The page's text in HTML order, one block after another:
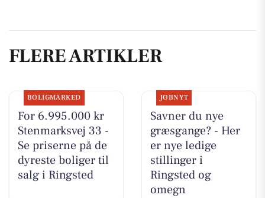
FLERE ARTIKLER
BOLIGMARKED
For 6.995.000 kr
Stenmarksvej 33 -
Se priserne på de
dyreste boliger til
salg i Ringsted
JOBNYT
Savner du nye
græsgange? - Her
er nye ledige
stillinger i
Ringsted og
omegn